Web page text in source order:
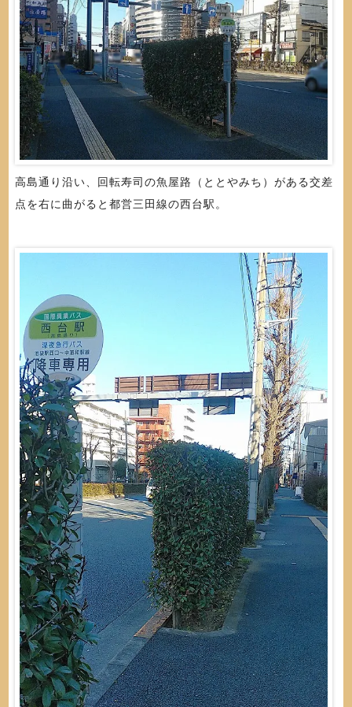
高島通り沿い、回転寿司の魚屋路（ととやみち）がある交差
点を右に曲がると都営三田線の西台駅。